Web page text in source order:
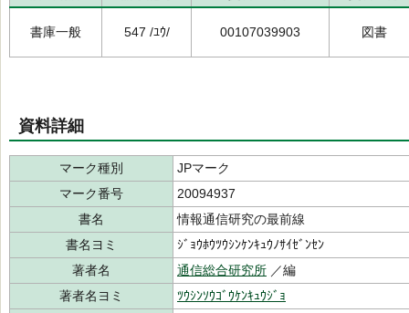
書庫一般 547 /ﾕｳ/ 00107039903 図書
資料詳細
マーク種別
JPマーク
マーク番号
20094937
書名
情報通信研究の最前線
書名ヨミ
ｼﾞｮｳﾎｳﾂｳｼﾝｹﾝｷｭｳﾉｻｲｾﾞﾝｾﾝ
著者名
通信総合研究所 ／編
著者名ヨミ
ﾂｳｼﾝｿｳｺﾞｳｹﾝｷｭｳｼﾞｮ